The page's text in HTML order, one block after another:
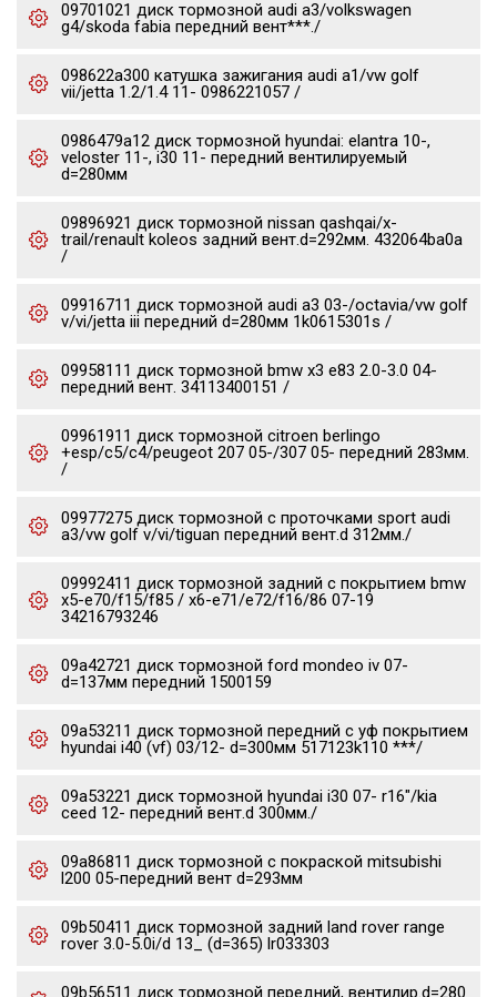
09701021 диск тормозной audi a3/volkswagen
g4/skoda fabia передний вент***./
098622a300 катушка зажигания audi a1/vw golf
vii/jetta 1.2/1.4 11- 0986221057 /
0986479a12 диск тормозной hyundai: elantra 10-,
veloster 11-, i30 11- передний вентилируемый
d=280мм
09896921 диск тормозной nissan qashqai/x-
trail/renault koleos задний вент.d=292мм. 432064ba0a
/
09916711 диск тормозной audi a3 03-/octavia/vw golf
v/vi/jetta iii передний d=280мм 1k0615301s /
09958111 диск тормозной bmw x3 e83 2.0-3.0 04-
передний вент. 34113400151 /
09961911 диск тормозной citroen berlingo
+esp/c5/c4/peugeot 207 05-/307 05- передний 283мм.
/
09977275 диск тормозной c проточками sport audi
a3/vw golf v/vi/tiguan передний вент.d 312мм./
09992411 диск тормозной задний с покрытием bmw
x5-e70/f15/f85 / x6-e71/e72/f16/86 07-19
34216793246
09a42721 диск тормозной ford mondeo iv 07-
d=137мм передний 1500159
09a53211 диск тормозной передний с уф покрытием
hyundai i40 (vf) 03/12- d=300мм 517123k110 ***/
09a53221 диск тормозной hyundai i30 07- r16"/kia
ceed 12- передний вент.d 300мм./
09a86811 диск тормозной с покраской mitsubishi
l200 05-передний вент d=293мм
09b50411 диск тормозной задний land rover range
rover 3.0-5.0i/d 13_ (d=365) lr033303
09b56511 диск тормозной передний, вентилир.d=280